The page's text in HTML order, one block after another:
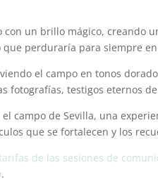
un brillo mágico,
perduraría para siempre
el campo en tonos
fotografías, testigos eternos
campo de Sevilla, una
que se fortalecen y los
de las sesiones de
.